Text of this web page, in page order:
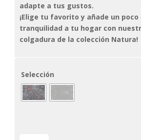
adapte a tus gustos.
¡Elige tu favorito y añade un poco
tranquilidad a tu hogar con
colgadura de la colección Natura!
Selección